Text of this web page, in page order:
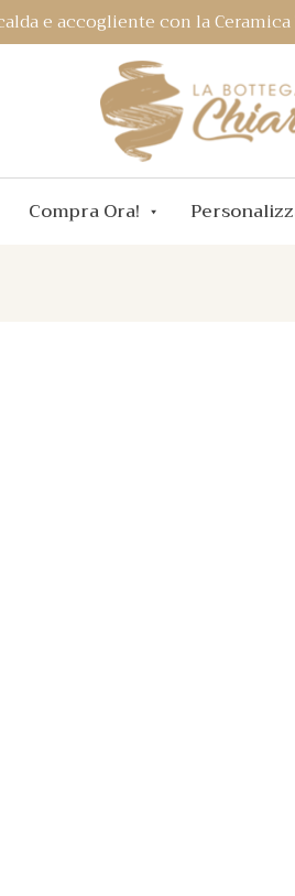
e accogliente con la
Compra Ora!